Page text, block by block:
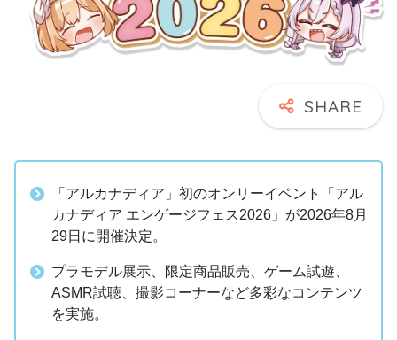
「アルカナディア」初のオンリーイベント「アル
カナディア エンゲージフェス2026」が2026年8月
29日に開催決定。
プラモデル展示、限定商品販売、ゲーム試遊、
ASMR試聴、撮影コーナーなど多彩なコンテンツ
を実施。